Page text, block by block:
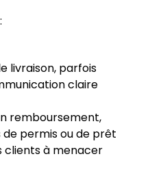
livraison, parfois
claire
remboursement,
permis ou de prêt
clients à menacer